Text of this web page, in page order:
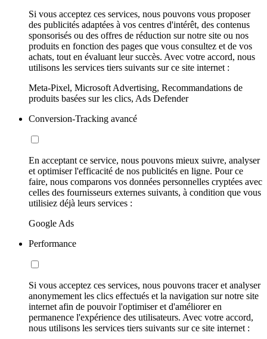
Si vous acceptez ces services, nous pouvons vous proposer
des publicités adaptées à vos centres d'intérêt, des contenus
sponsorisés ou des offres de réduction sur notre site ou nos
produits en fonction des pages que vous consultez et de vos
achats, tout en évaluant leur succès. Avec votre accord, nous
utilisons les services tiers suivants sur ce site internet :
Meta-Pixel, Microsoft Advertising, Recommandations de
produits basées sur les clics, Ads Defender
Conversion-Tracking avancé
En acceptant ce service, nous pouvons mieux suivre, analyser
et optimiser l'efficacité de nos publicités en ligne. Pour ce
faire, nous comparons vos données personnelles cryptées avec
celles des fournisseurs externes suivants, à condition que vous
utilisiez déjà leurs services :
Google Ads
Performance
Si vous acceptez ces services, nous pouvons tracer et analyser
anonymement les clics effectués et la navigation sur notre site
internet afin de pouvoir l'optimiser et d'améliorer en
permanence l'expérience des utilisateurs. Avec votre accord,
nous utilisons les services tiers suivants sur ce site internet :